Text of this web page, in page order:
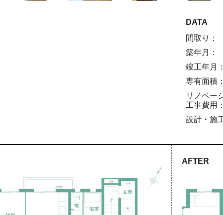
DATA
間取り：
築年月：
竣工年月：
専有面積：
リノベー
工事費用：
設計・施
AFTER